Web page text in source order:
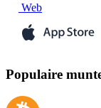
Web
Populaire